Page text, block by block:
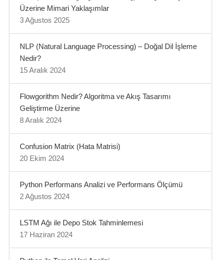
Üzerine Mimari Yaklaşımlar
3 Ağustos 2025
NLP (Natural Language Processing) – Doğal Dil İşleme
Nedir?
15 Aralık 2024
Flowgorithm Nedir? Algoritma ve Akış Tasarımı
Geliştirme Üzerine
8 Aralık 2024
Confusion Matrix (Hata Matrisi)
20 Ekim 2024
Python Performans Analizi ve Performans Ölçümü
2 Ağustos 2024
LSTM Ağı ile Depo Stok Tahminlemesi
17 Haziran 2024